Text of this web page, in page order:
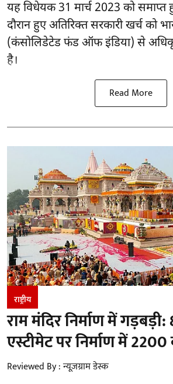
यह विधेयक 31 मार्च 2023 को समाप्त
दौरान हुए अतिरिक्त सरकारी खर्च को
(कंसोलिडेटेड फंड ऑफ इंडिया) से
है।
Read More
राष्ट्रीय
राम मंदिर निर्माण में
एस्टीमेट पर निर्माण में
Reviewed By :न्यूज़ग्राम डेस्क